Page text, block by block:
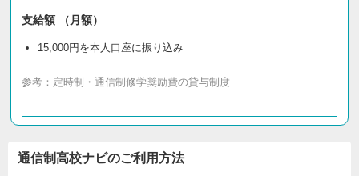
支給額 （月額）
15,000円を本人口座に振り込み
参考： 定時制・通信制修学奨励費の貸与制度
通信制高校ナビのご利用方法